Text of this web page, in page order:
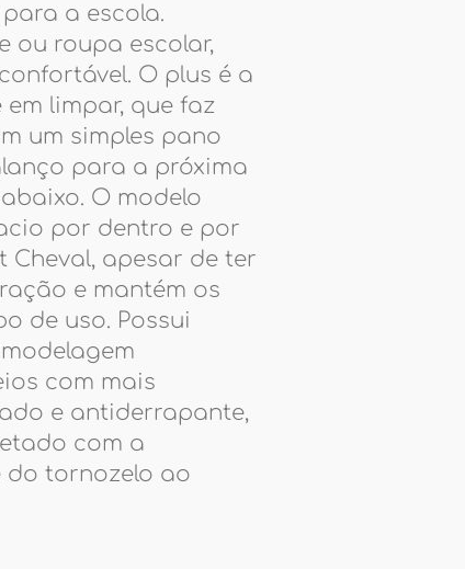
a escola.
ou roupa escolar,
O plus é a
limpar, que faz
um simples pano
para a próxima
O modelo
por dentro e por
Cheval, apesar de ter
e mantém os
de uso. Possui
com mais
e antiderrapante,
com a
do tornozelo ao